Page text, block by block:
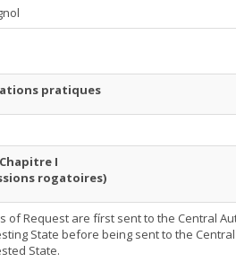
pratiques
Chapitre I
rogatoires)
of Request are fírst sent to the Central
State before being sent to the
State.